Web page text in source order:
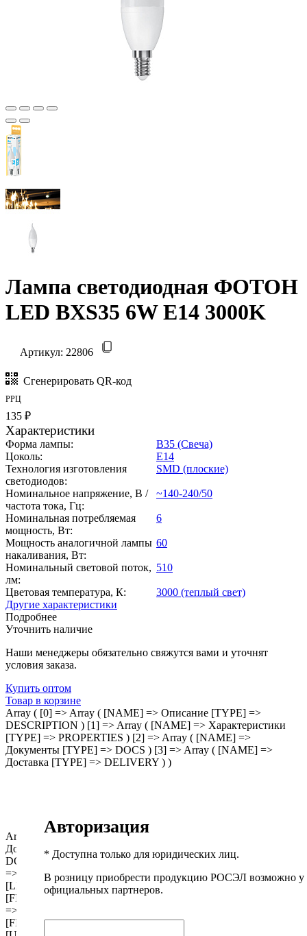
Лампа светодиодная ФОТОН
LED BXS35 6W E14 3000K
Артикул: 22806
Сгенерировать QR-код
РРЦ
135 ₽
Характеристики
Форма лампы:
B35 (Свеча)
Цоколь:
E14
Технология изготовления
светодиодов:
SMD (плоские)
Номинальное напряжение, В /
частота тока, Гц:
~140-240/50
Номинальная потребляемая
мощность, Вт:
6
Мощность аналогичной лампы
накаливания, Вт:
60
Номинальный световой поток,
лм:
510
Цветовая температура, К:
3000 (теплый свет)
Другие характеристики
Подробнее
Уточнить наличие
Наши менеджеры обязательно свяжутся вами и уточнят
условия заказа.
Купить оптом
Товар в корзине
Array ( [0] => Array ( [NAME] => Описание [TYPE] =>
DESCRIPTION ) [1] => Array ( [NAME] => Характеристики
[TYPE] => PROPERTIES ) [2] => Array ( [NAME] =>
Документы [TYPE] => DOCS ) [3] => Array ( [NAME] =>
Доставка [TYPE] => DELIVERY ) )
Array ( [ID] => 1121 [IBLOCK_ID] => 116 [NAME] =>
Документы [ACTIVE] => Y [SORT] => 12 [CODE] =>
DOCUMENTS [DEFAULT_VALUE] => [PROPERTY_TYPE]
=> S [ROW_COUNT] => 1 [COL_COUNT] => 30
[LIST_TYPE] => L [MULTIPLE] => Y [XML_ID] => 449
[FILE_TYPE] => [MULTIPLE_CNT] => 5 [LINK_IBLOCK_ID]
=> 0 [WITH_DESCRIPTION] => N [SEARCHABLE] => N
[FILTRABLE] => N [IS_REQUIRED] => N [VERSION] => 1
Авторизация
* Доступна только для юридических лиц.
В розницу приобрести продукцию РОСЭЛ возможно у
официальных партнеров.